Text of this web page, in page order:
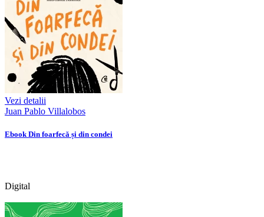
Vezi detalii
Juan Pablo Villalobos
Ebook Din foarfecă și din condei
Digital